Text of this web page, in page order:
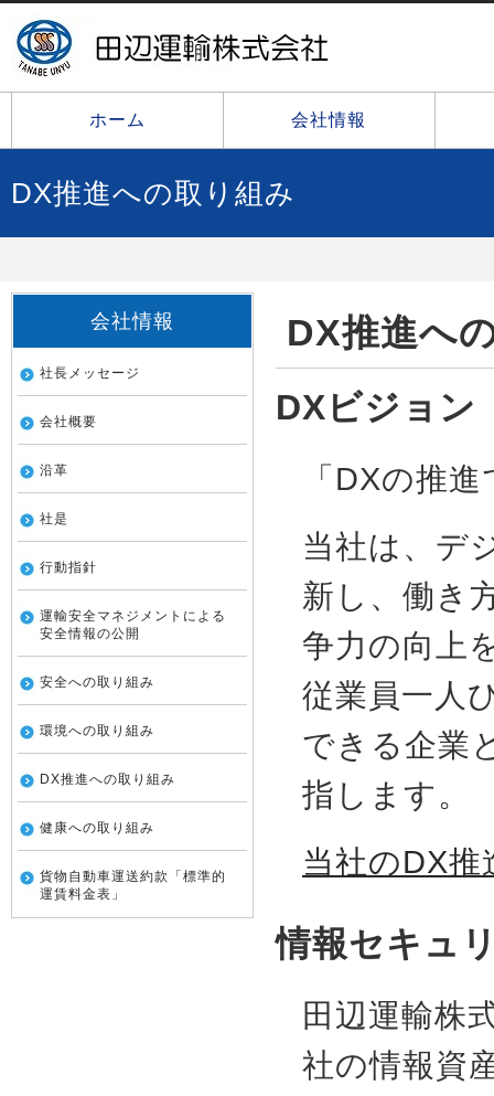
ホーム 会社情報
DX推進への取り組み
DX推進へ
DXビジョン
「DXの推
当社は、デ
新し、働き
争力の向上
従業員一人
できる企業
指します。
当社のDX
情報セキュ
田辺運輸株
社の情報資
会社情報
社長メッセージ
会社概要
沿革
社是
行動指針
運輸安全マネジメントによる
安全情報の公開
安全への取り組み
環境への取り組み
DX推進への取り組み
健康への取り組み
貨物自動車運送約款「標準的
運賃料金表」